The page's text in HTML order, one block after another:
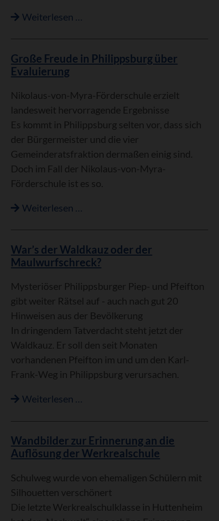
Weiterlesen …
im
Große Freude in Philippsburg über
Evaluierung
Nikolaus-von-Myra-Förderschule erzielt
landesweit hervorragende Ergebnisse
Es kommt in Philippsburg selten vor, dass sich
der Bürgermeister und die vier
Gemeinderatsfraktion dermaßen einig sind.
Doch im Fall der Nikolaus-von-Myra-
Förderschule ist es so.
Weiterlesen …
Philippsburg
über
Evaluierung
War’s der Waldkauz oder der
Maulwurfschreck?
Mysteriöser Philippsburger Piep- und Pfeifton
gibt weiter Rätsel auf - auch nach gut 20
Hinweisen aus der Bevölkerung
In dringendem Tatverdacht steht jetzt der
Waldkauz. Er soll den seit Monaten
vorhandenen Pfeifton im und um den Karl-
Frank-Weg in Philippsburg verursachen.
Weiterlesen …
oder
der
Maulwurfschreck?
Wandbilder zur Erinnerung an die
Auflösung der Werkrealschule
Schulweg wurde von ehemaligen Schülern mit
Silhouetten verschönert
Die letzte Werkrealschulklasse in Huttenheim